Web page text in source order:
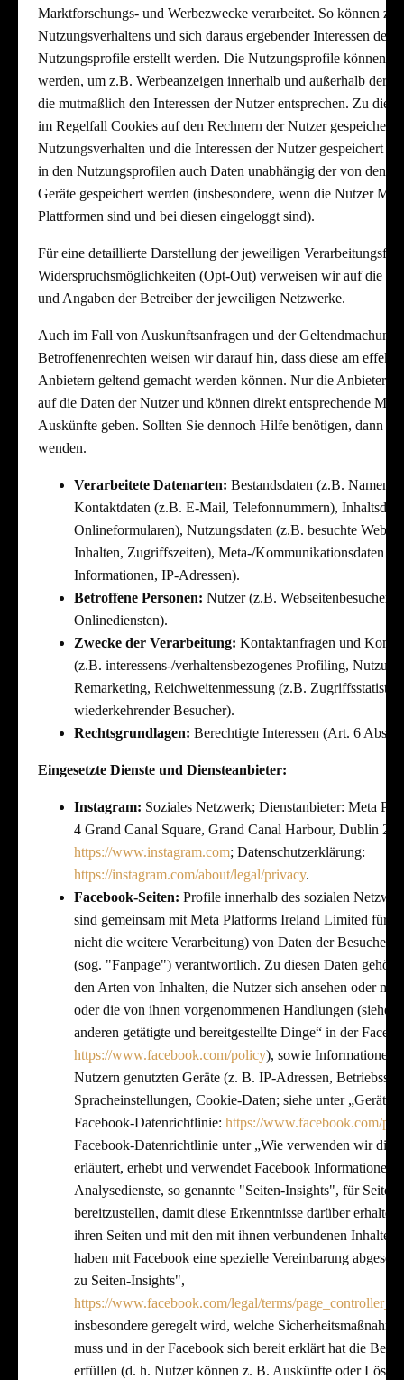
Marktforschungs- und Werbezwecke verarbeitet. So können
Nutzungsverhaltens und sich daraus ergebender Interessen der
Nutzungsprofile erstellt werden. Die Nutzungsprofile können
werden, um z.B. Werbeanzeigen innerhalb und außerhalb der
die mutmaßlich den Interessen der Nutzer entsprechen. Zu
im Regelfall Cookies auf den Rechnern der Nutzer gespeichert,
Nutzungsverhalten und die Interessen der Nutzer gespeichert
in den Nutzungsprofilen auch Daten unabhängig der von den
Geräte gespeichert werden (insbesondere, wenn die Nutzer
Plattformen sind und bei diesen eingeloggt sind).
Für eine detaillierte Darstellung der jeweiligen
Widerspruchsmöglichkeiten (Opt-Out) verweisen wir auf die
und Angaben der Betreiber der jeweiligen Netzwerke.
Auch im Fall von Auskunftsanfragen und der Geltendmachung
Betroffenenrechten weisen wir darauf hin, dass diese am
Anbietern geltend gemacht werden können. Nur die Anbieter
auf die Daten der Nutzer und können direkt entsprechende
Auskünfte geben. Sollten Sie dennoch Hilfe benötigen, dann
wenden.
Verarbeitete Datenarten: Bestandsdaten (z.B. Namen,
Kontaktdaten (z.B. E-Mail, Telefonnummern),
Onlineformularen), Nutzungsdaten (z.B. besuchte
Inhalten, Zugriffszeiten), Meta-/Kommunikationsdaten
Informationen, IP-Adressen).
Betroffene Personen: Nutzer (z.B. Webseitenbesucher,
Onlinediensten).
Zwecke der Verarbeitung: Kontaktanfragen und
(z.B. interessens-/verhaltensbezogenes Profiling,
Remarketing, Reichweitenmessung (z.B.
wiederkehrender Besucher).
Rechtsgrundlagen: Berechtigte Interessen (Art. 6 Abs.
Eingesetzte Dienste und Diensteanbieter:
Instagram: Soziales Netzwerk; Dienstanbieter: Meta
4 Grand Canal Square, Grand Canal Harbour, Dublin 2,
https://www.instagram.com; Datenschutzerklärung:
https://instagram.com/about/legal/privacy.
Facebook-Seiten:Profile innerhalb des sozialen
sind gemeinsam mit Meta Platforms Ireland Limited für
nicht die weitere Verarbeitung) von Daten der Besucher
(sog. "Fanpage") verantwortlich. Zu diesen Daten
den Arten von Inhalten, die Nutzer sich ansehen oder mit
oder die von ihnen vorgenommenen Handlungen (siehe
anderen getätigte und bereitgestellte Dinge“ in der
https://www.facebook.com/policy), sowie Informationen
Nutzern genutzten Geräte (z. B. IP-Adressen,
Spracheinstellungen, Cookie-Daten; siehe unter
Facebook-Datenrichtlinie:https://www.facebook.com/
Facebook-Datenrichtlinie unter „Wie verwenden wir
erläutert, erhebt und verwendet Facebook Informationen
Analysedienste, so genannte "Seiten-Insights", für
bereitzustellen, damit diese Erkenntnisse darüber
ihren Seiten und mit den mit ihnen verbundenen Inhalten
haben mit Facebook eine spezielle Vereinbarung
zu Seiten-Insights",
https://www.facebook.com/legal/terms/
insbesondere geregelt wird, welche
muss und in der Facebook sich bereit erklärt hat die
erfüllen (d. h. Nutzer können z. B. Auskünfte oder